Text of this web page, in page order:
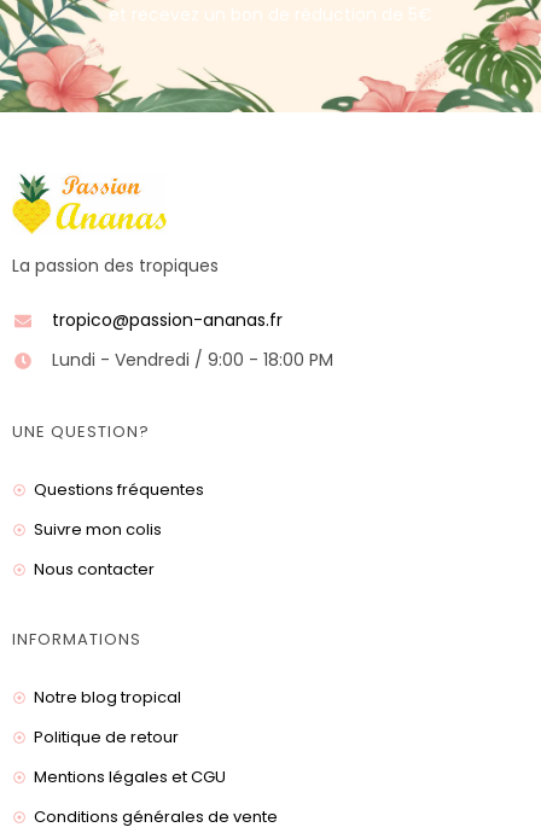
et recevez un bon de réduction de 5€
La passion des tropiques
tropico@passion-ananas.fr
Lundi - Vendredi / 9:00 - 18:00 PM
UNE QUESTION?
Questions fréquentes
Suivre mon colis
Nous contacter
INFORMATIONS
Notre blog tropical
Politique de retour
Mentions légales et CGU
Conditions générales de vente